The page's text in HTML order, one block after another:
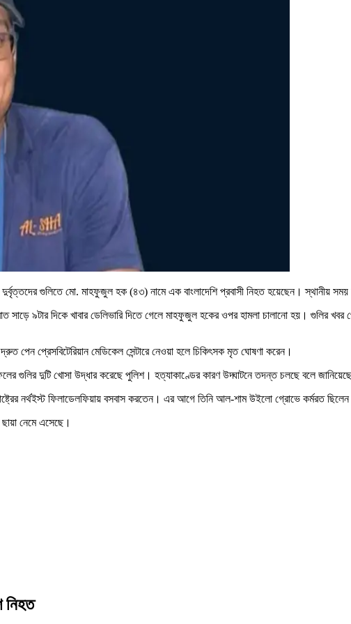
দুর্বৃত্তদের গুলিতে মো. মাহফুজুল হক (৪৩) নামে এক বাংলাদেশি প্রবাসী নিহত হয়েছেন। স্থানীয়
সাড়ে ৯টার দিকে খাবার ডেলিভারি দিতে গেলে মাহফুজুল হকের ওপর হামলা চালানো হয়। গুলির
পেন প্রেসবিটেরিয়ান মেডিকেল সেন্টারে নেওয়া হলে চিকিৎসক মৃত ঘোষণা করেন।
গুলির দুটি খোসা উদ্ধার করেছে পুলিশ। হত্যাকাণ্ডের কারণ উদ্ঘাটনে তদন্ত চলছে বলে
নর্থইস্ট ফিলাডেলফিয়ায় বসবাস করতেন। এর আগে তিনি আল-শাম উইলো গ্রোভে কর্মরত
নেমে এসেছে।
নিহত